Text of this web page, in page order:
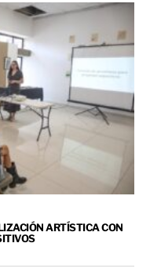
ARTÍSTICA CON